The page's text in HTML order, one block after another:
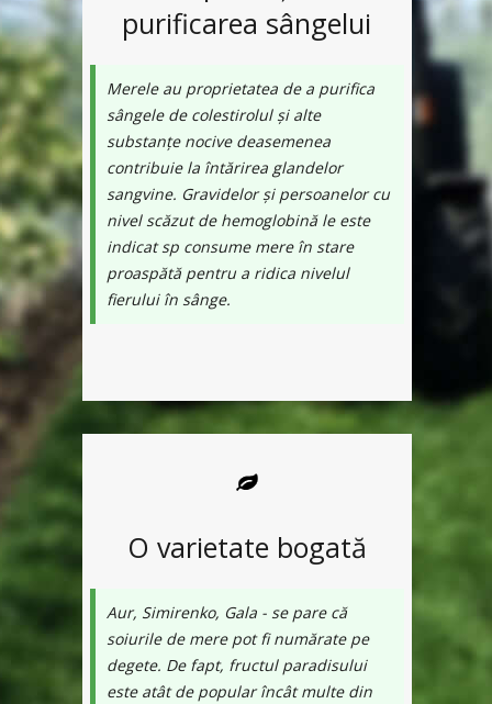
purificarea sângelui
Merele au proprietatea de a purifica
sângele de colestirolul și alte
substanțe nocive deasemenea
contribuie la întărirea glandelor
sangvine. Gravidelor și persoanelor cu
nivel scăzut de hemoglobină le este
indicat sp consume mere în stare
proaspătă pentru a ridica nivelul
fierului în sânge.
O varietate bogată
Aur, Simirenko, Gala - se pare că
soiurile de mere pot fi numărate pe
degete. De fapt, fructul paradisului
este atât de popular încât multe din